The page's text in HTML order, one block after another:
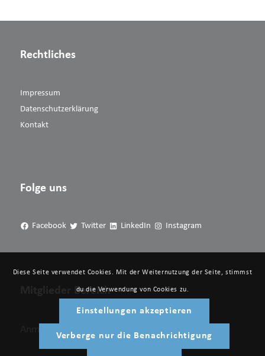
Rechtliches
Impressum
Datenschutzerklärung
Kontakt
Folge uns
Facebook Twitter LinkedIn Instagram
Mitglieder Bereich
Anmelden
Diese Seite verwendet Cookies. Mit der Weiternutzung der Seite, stimmst
du die Verwendung von Cookies zu.
Einstellungen akzeptieren
Verberge nur die Benachrichtigung